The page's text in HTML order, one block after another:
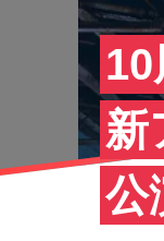
新
公